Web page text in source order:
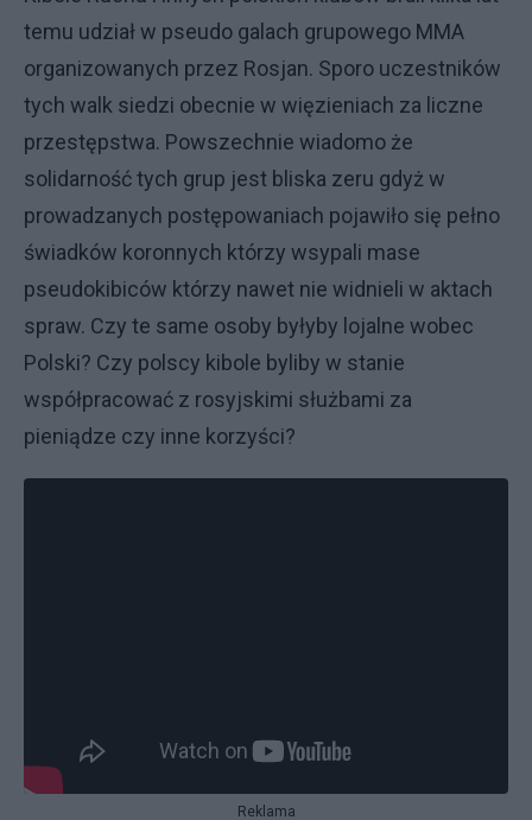
temu udział w pseudo galach grupowego MMA
organizowanych przez Rosjan. Sporo uczestników
tych walk siedzi obecnie w więzieniach za liczne
przestępstwa. Powszechnie wiadomo że
solidarność tych grup jest bliska zeru gdyż w
prowadzanych postępowaniach pojawiło się pełno
świadków koronnych którzy wsypali mase
pseudokibiców którzy nawet nie widnieli w aktach
spraw. Czy te same osoby byłyby lojalne wobec
Polski? Czy polscy kibole byliby w stanie
współpracować z rosyjskimi służbami za
pieniądze czy inne korzyści?
Reklama